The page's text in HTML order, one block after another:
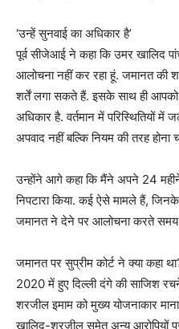
‘उन्हें सुनवाई का अधिकार है’
पूर्व सीजेआई ने कहा कि उमर खालिद
आलोचना नहीं कर रहा हूं. जमानत की
शर्तें लगा सकते हैं. इसके साथ ही आपको
अधिकार है. वर्तमान में परिस्थितियों
अपवाद नहीं बल्कि नियम की तरह होना
उन्होंने आगे कहा कि मैंने अपने 24
निपटारा किया. कई ऐसे मामले हैं,
जमानत ने देने पर आलोचना करते समय
जमानत पर सुप्रीम कोर्ट ने क्या कहा
2020 में हुए दिल्ली दंगे की साजिश
शरजील इमाम को मुख्य योजनाकार
खालिद-शरजील समेत अन्य आरोपियों